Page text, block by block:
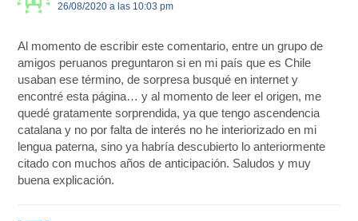
26/08/2020 a las 10:03 pm
Al momento de escribir este comentario, entre un grupo de
amigos peruanos preguntaron si en mi país que es Chile
usaban ese término, de sorpresa busqué en internet y
encontré esta página… y al momento de leer el origen, me
quedé gratamente sorprendida, ya que tengo ascendencia
catalana y no por falta de interés no he interiorizado en mi
lengua paterna, sino ya habría descubierto lo anteriormente
citado con muchos años de anticipación. Saludos y muy
buena explicación.